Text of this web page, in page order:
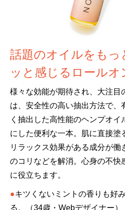
話題のオイルをもっ
ッと感じるロールオ
様々な効能が期待され、大注目
は、安全性の高い抽出方法で、
く抽出した高性能のヘンプオ
にした便利な一本。肌に直接塗
リラックス効果がある成分が
のコリなどを解消。心身の不快
に役立ちます。
●キツくないミントの香りも好
る。（34歳・Webデザイナー）